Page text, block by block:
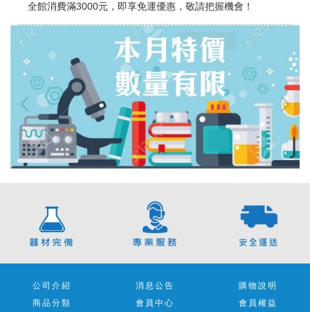
全館消費滿3000元，即享免運優惠，敬請把握機會！
公司介紹 消息公告
購物說明
商品分類
會員中心 會員權益